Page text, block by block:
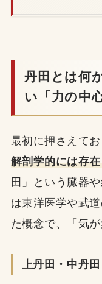
丹田とは何
い「力の中心
最初に押さえて
解剖学的には存
田」という臓器
は東洋医学や武
た概念で、「気
上丹田・中丹田